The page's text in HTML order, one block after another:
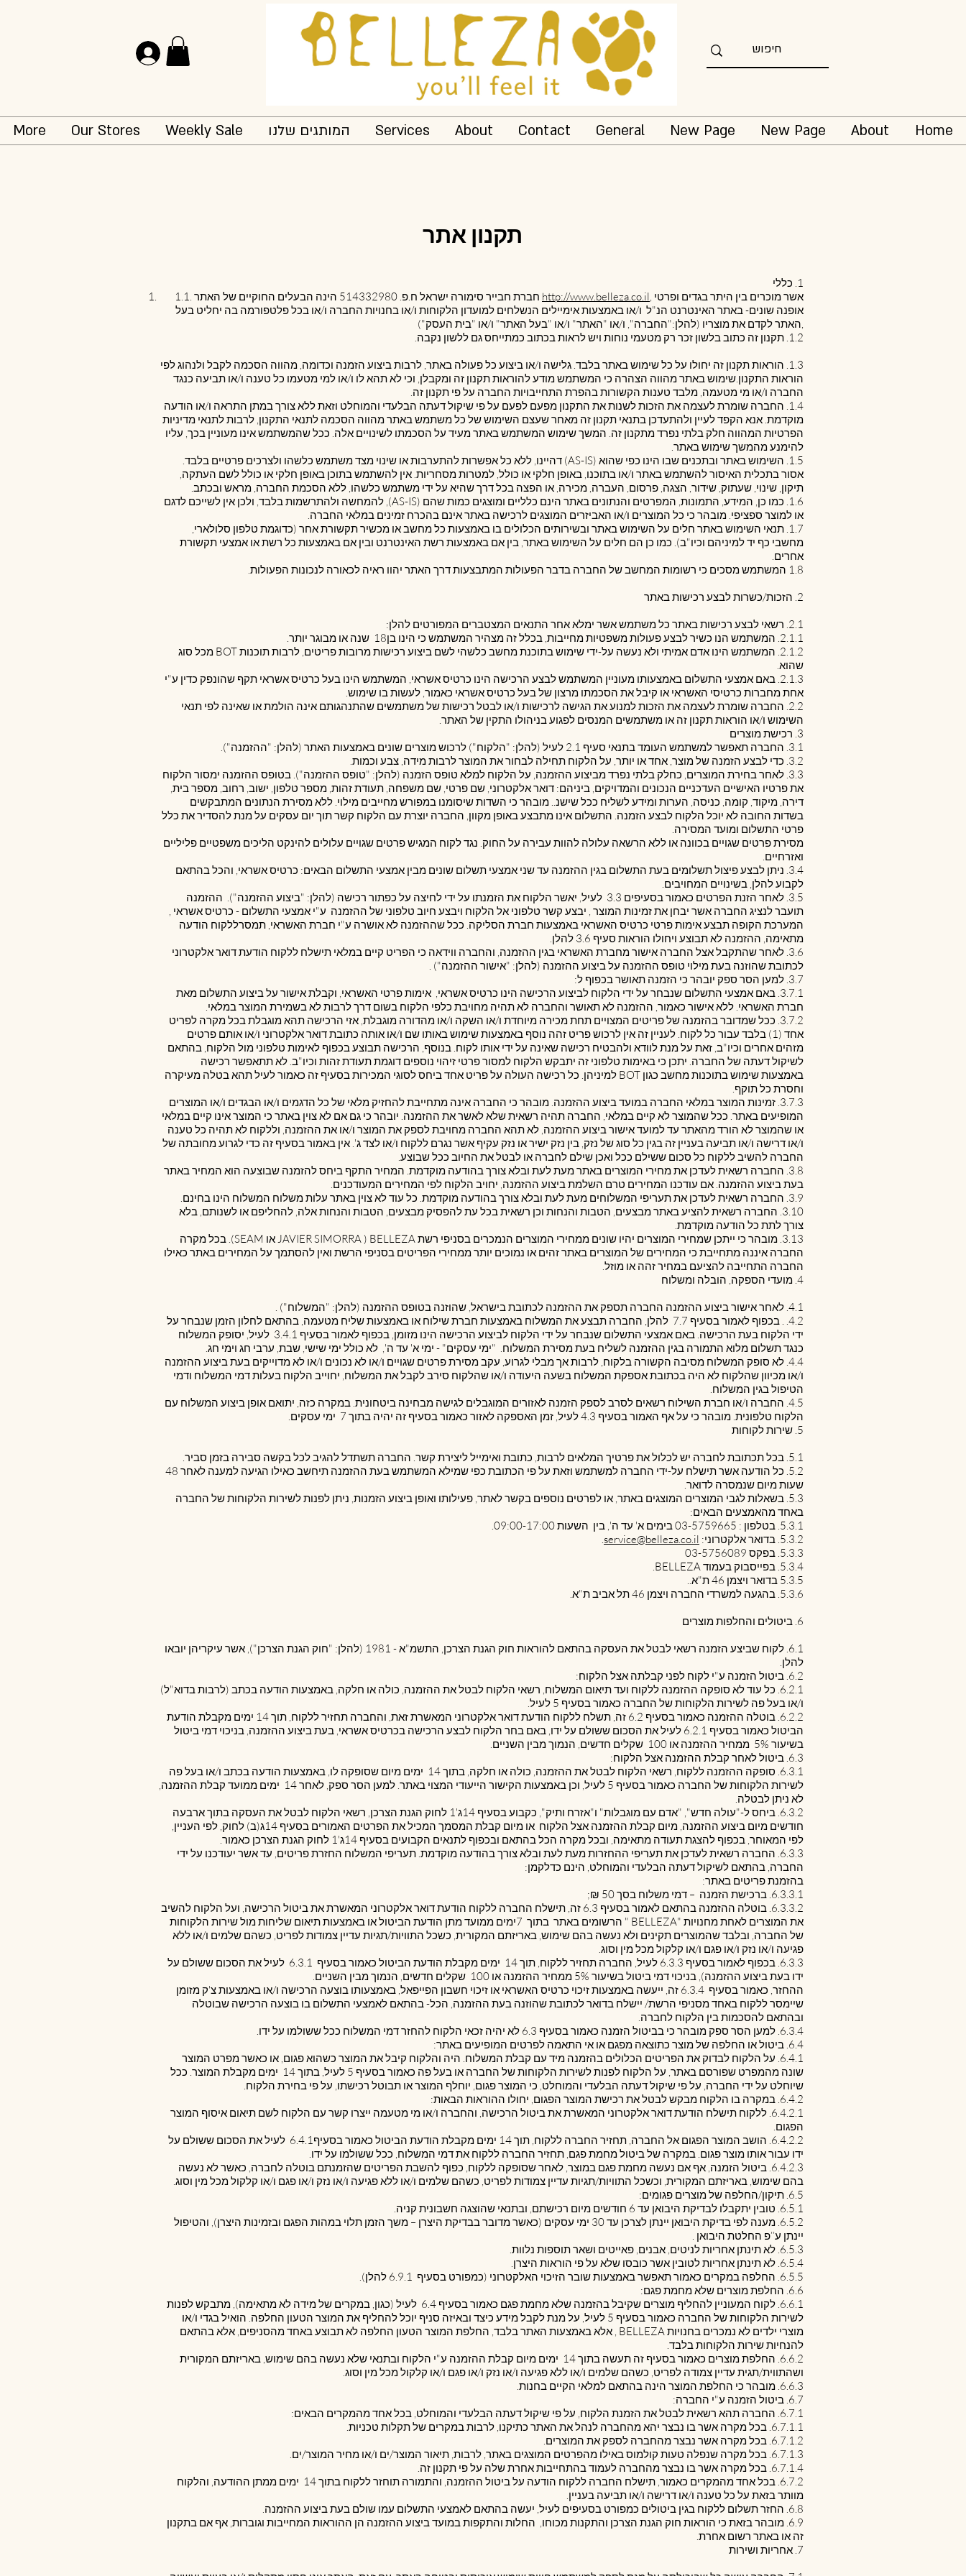
Home
About
New Page
New Page
General
Contact
About
Services המותגים שלנו Weekly Sale
Our Stores
More
תקנון אתר
1. כללי
http://www.belleza.co.il, אשר מוכרים בין היתר בגדים ופרטי
אופנה שונים- באתר האינטרנט הנ"ל ו/או באמצעות אימיילים הנשלחים למועדון הלקוחות ו/או בחנויות החברה ו/או בכל פלטפורמה בה יחליט בעל
האתר לקדם את מוצריו (להלן:"החברה", ו/או "האתר" ו/או "בעל האתר" ו/או "בית העסק"),
1.2. תקנון זה כתוב בלשון זכר רק מטעמי נוחות ויש לראות בכתוב כמתייחס גם ללשון נקבה.
1.3. הוראות תקנון זה יחולו על כל שימוש באתר בלבד. גלישה ו/או ביצוע כל פעולה באתר, לרבות ביצוע הזמנה וכדומה, מהווה הסכמה לקבל ולנהוג לפי
הוראות התקנון.שימוש באתר מהווה הצהרה כי המשתמש מודע להוראות תקנון זה ומקבלן, וכי לא תהא לו ו/או למי מטעמו כל טענה ו/או תביעה כנגד
החברה ו/או מי מטעמה, מלבד טענות הקשורות בהפרת התחייבויות החברה על פי תקנון זה.
1.4. החברה שומרת לעצמה את הזכות לשנות את התקנון מפעם לפעם על פי שיקול דעתה הבלעדי והמוחלט וזאת ללא צורך במתן התראה ו/או הודעה
מוקדמת. אנא הקפד לעיין ולהתעדכן בתנאי תקנון זה מאחר שעצם השימוש של כל משתמש באתר מהווה הסכמה לתנאי התקנון, לרבות לתנאי מדיניות
הפרטיות המהווה חלק בלתי נפרד מתקנון זה. המשך שימוש המשתמש באתר מעיד על הסכמתו לשינויים אלה. ככל שהמשתמש אינו מעוניין בכך, עליו
להימנע מהמשך שימוש באתר.
1.5. השימוש באתר ובתכנים שבו הינו כפי שהוא (AS-IS) דהיינו, ללא כל אפשרות להתערבות או שינוי מצד משתמש כלשהו ולצרכים פרטיים בלבד.
אסור בתכלית האיסור להשתמש באתר ו/או בתוכנו, באופן חלקי או כולל, למטרות מסחריות. אין להשתמש בתוכן באופן חלקי או כולל לשם העתקה,
תיקון, שינוי, שעתוק, שידור, הצגה, פרסום, העברה, מכירה, או הפצה בכל דרך שהיא על ידי משתמש כלשהו, ללא הסכמת החברה, מראש ובכתב.
1.6. כמו כן, המידע, התמונות, המפרטים והנתונים באתר הינם כלליים ומוצגים כמות שהם (AS-IS), להמחשה ולהתרשמות בלבד, ולכן אין לשייכם לדגם
או למוצר ספציפי. מובהר כי כל המוצרים ו/או האביזרים המוצגים לרכישה באתר אינם בהכרח זמינים במלאי החברה.
1.7. תנאי השימוש באתר חלים על השימוש באתר ובשירותים הכלולים בו באמצעות כל מחשב או מכשיר תקשורת אחר (כדוגמת טלפון סלולארי,
מחשבי כף יד למיניהם וכיו"ב). כמו כן הם חלים על השימוש באתר, בין אם באמצעות רשת האינטרנט ובין אם באמצעות כל רשת או אמצעי תקשורת
אחרים.
1.8 המשתמש מסכים כי רשומות המחשב של החברה בדבר הפעולות המתבצעות דרך האתר יהוו ראיה לכאורה לנכונות הפעולות.
2. הזכות/כשרות לבצע רכישות באתר
2.1. רשאי לבצע רכישות באתר כל משתמש אשר ימלא אחר התנאים המצטברים המפורטים להלן:
2.1.1. המשתמש הנו כשיר לבצע פעולות משפטיות מחייבות, בכלל זה מצהיר המשתמש כי הינו בן18 שנה או מבוגר יותר.
2.1.2. המשתמש הינו אדם אמיתי ולא נעשה על-ידי שימוש בתוכנת מחשב כלשהי לשם ביצוע רכישות מרובות פריטים, לרבות תוכנות BOT מכל סוג
שהוא.
2.1.3. באם אמצעי התשלום באמצעותו מעוניין המשתמש לבצע הרכישה הינו כרטיס אשראי, המשתמש הינו בעל כרטיס אשראי תקף שהונפק כדין ע"י
אחת מחברות כרטיסי האשראי או קיבל את הסכמתו מרצון של בעל כרטיס אשראי כאמור, לעשות בו שימוש.
2.2. החברה שומרת לעצמה את הזכות למנוע את הגישה לרכישות ו/או לבטל רכישות של משתמשים שהתנהגותם אינה הולמת או שאינה לפי תנאי
השימוש ו/או הוראות תקנון זה או משתמשים המנסים לפגוע בניהולו התקין של האתר.
3. רכישת מוצרים
3.1. החברה תאפשר למשתמש העומד בתנאי סעיף ‎2.1 לעיל (להלן: "הלקוח") לרכוש מוצרים שונים באמצעות האתר (להלן: "ההזמנה").
3.2. כדי לבצע הזמנה של מוצר, אחד או יותר, על הלקוח תחילה לבחור את המוצר לרבות מידה, צבע וכמות.
3.3. לאחר בחירת המוצרים, כחלק בלתי נפרד מביצוע ההזמנה, על הלקוח למלא טופס הזמנה (להלן: "טופס ההזמנה"). בטופס ההזמנה ימסור הלקוח
את פרטיו האישיים העדכניים הנכונים והמדויקים, ביניהם: דואר אלקטרוני, שם פרטי, שם משפחה, תעודת זהות, מספר טלפון, ישוב, רחוב, מספר בית,
דירה, מיקוד, קומה, כניסה, הערות ומידע לשליח ככל שישנ.. מובהר כי השדות שיסומנו במפורש מחייבים מילוי. ללא מסירת הנתונים המתבקשים
בשדות החובה לא יוכל הלקוח לבצע הזמנה. התשלום אינו מתבצע באופן מקוון, החברה יוצרת עם הלקוח קשר תוך יום עסקים על מנת להסדיר את כלל
פרטי התשלום ומועד המסירה.
מסירת פרטים שגויים בכוונה או ללא הרשאה עלולה להוות עבירה על החוק. נגד לקוח המגיש פרטים שגויים עלולים להינקט הליכים משפטיים פליליים
ואזרחיים.
3.4. ניתן לבצע פיצול תשלומים בעת התשלום בגין ההזמנה עד שני אמצעי תשלום שונים מבין אמצעי התשלום הבאים: כרטיס אשראי, והכל בהתאם
לקבוע להלן, בשינויים המחויבים.
3.5. לאחר הזנת הפרטים כאמור בסעיפים ‎3.3 לעיל, יאשר הלקוח את הזמנתו על ידי לחיצה על כפתור רכישה (להלן: "ביצוע ההזמנה"). ההזמנה
תועבר לנציג החברה אשר יבחן את זמינות המוצר , יבצע קשר טלפוני אל הלקוח ויבצע חיוב טלפוני של ההזמנה ע"י אמצעי התשלום - כרטיס אשראי ,
המערכת הקופה תבצע אימות פרטי כרטיס האשראי באמצעות חברת הסליקה. ככל שההזמנה לא אושרה ע"י חברת האשראי, תמסרללקוח הודעה
מתאימה, ההזמנה לא תבוצע ויחולו הוראות סעיף ‎3.6 להלן.
3.6. לאחר שהתקבל אצל החברה אישור מחברת האשראי בגין ההזמנה, והחברה ווידאה כי הפריט קיים במלאי תישלח ללקוח הודעת דואר אלקטרוני
לכתובת שהוזנה בעת מילוי טופס ההזמנה על ביצוע ההזמנה (להלן: "אישור ההזמנה") .
3.7. למען הסר ספק יובהר כי הזמנה תאושר בכפוף ל:
3.7.1. באם אמצעי התשלום שנבחר על ידי הלקוח לביצוע הרכישה הינו כרטיס אשראי, אימות פרטי האשראי, וקבלת אישור על ביצוע התשלום מאת
חברת האשראי. ללא אישור כאמור, ההזמנה לא תאושר והחברה לא תהיה מחויבת כלפי הלקוח בשום דרך לרבות לא בשמירת המוצר במלאי.
3.7.2. ככל שמדובר בהזמנה של פריטים המצויים תחת מכירה מיוחדת ו/או השקה ו/או מהדורה מוגבלת, אזי הרכישה תהא מוגבלת בכל מקרה לפריט
אחד (1) בלבד עבור כל לקוח. לעניין זה אין לרכוש פריט זהה נוסף באמצעות שימוש באותו שם ו/או אותה כתובת דואר אלקטרוני ו/או אותם פרטים
מזהים אחרים וכיו"ב, זאת על מנת לוודא ולהבטיח רכישה שאינה על ידי אותו לקוח. בנוסף, הרכישה תבוצע בכפוף לאימות טלפוני מול הלקוח, בהתאם
לשיקול דעתה של החברה. יתכן כי באימות טלפוני זה יתבקש הלקוח למסור פרטי זיהוי נוספים דוגמת תעודת זהות וכיו"ב. לא תתאפשר רכישה
באמצעות שימוש בתוכנות מחשב כגון BOT למיניהן. כל רכישה העולה על פריט אחד ביחס לסוגי המכירות בסעיף זה כאמור לעיל תהא בטלה מעיקרה
וחסרת כל תוקף.
3.7.3. זמינות המוצר במלאי החברה במועד ביצוע ההזמנה. מובהר כי החברה אינה מתחייבת להחזיק מלאי של כל הדגמים ו/או הבגדים ו/או המוצרים
המופיעים באתר. ככל שהמוצר לא קיים במלאי, החברה תהיה רשאית שלא לאשר את ההזמנה. יובהר כי גם אם לא צוין באתר כי המוצר אינו קיים במלאי
או שהמוצר לא הורד מהאתר עד למועד אישור ביצוע ההזמנה, לא תהא החברה מחויבת לספק את המוצר ו/או את ההזמנה, וללקוח לא תהיה כל טענה
ו/או דרישה ו/או תביעה בעניין זה בגין כל סוג של נזק, בין נזק ישיר או נזק עקיף אשר נגרם ללקוח ו/או לצד ג'. אין באמור בסעיף זה כדי לגרוע מחובתה של
החברה להשיב ללקוח כל סכום ששילם ככל ואכן שילם לחברה או לבטל את החיוב ככל שבוצע.
3.8. החברה רשאית לעדכן את מחירי המוצרים באתר מעת לעת ובלא צורך בהודעה מוקדמת. המחיר התקף ביחס להזמנה שבוצעה הוא המחיר באתר
בעת ביצוע ההזמנה. אם עודכנו המחירים טרם השלמת ביצוע ההזמנה, יחויב הלקוח לפי המחירים המעודכנים.
3.9. החברה רשאית לעדכן את תעריפי המשלוחים מעת לעת ובלא צורך בהודעה מוקדמת. כל עוד לא צוין באתר עלות משלוח המשלוח הינו בחינם.
3.10. החברה רשאית להציע באתר מבצעים, הטבות והנחות וכן רשאית בכל עת להפסיק מבצעים, הטבות והנחות אלה, להחליפם או לשנותם, בלא
צורך לתת כל הודעה מוקדמת.
3.13. מובהר כי ייתכן שמחירי המוצרים יהיו שונים ממחירי המוצרים הנמכרים בסניפי רשת BELLEZA ( JAVIER SIMORRA או SEAM). בכל מקרה
החברה איננה מתחייבת כי המחירים של המוצרים באתר זהים או נמוכים יותר ממחירי הפריטים בסניפי הרשת ואין להסתמך על המחירים באתר כאילו
החברה התחייבה להציעם במחיר זהה או מוזל.
4. מועדי הספקה, הובלה ומשלוח
4.1. לאחר אישור ביצוע ההזמנה החברה תספק את ההזמנה לכתובת בישראל, שהוזנה בטופס ההזמנה (להלן: "המשלוח") .
4.2. . בכפוף לאמור בסעיף ‎7.7 להלן, החברה תבצע את המשלוח באמצעות חברת שילוח או באמצעות שליח מטעמה, בהתאם לחלון הזמן שנבחר על
ידי הלקוח בעת הרכישה. באם אמצעי התשלום שנבחר על ידי הלקוח לביצוע הרכישה הינו מזומן, בכפוף לאמור בסעיף ‎3.4.1 לעיל, יסופק המשלוח
כנגד תשלום מלוא התמורה בגין ההזמנה לשליח בעת מסירת המשלוח. "ימי עסקים" - ימי א' עד ה', לא כולל ימי שישי, שבת, ערבי חג וימי חג.
4.4. לא סופק המשלוח מסיבה הקשורה בלקוח, לרבות אך מבלי לגרוע, עקב מסירת פרטים שגויים ו/או לא נכונים ו/או לא מדוייקים בעת ביצוע ההזמנה
ו/או מכיוון שהלקוח לא היה בכתובת אספקת המשלוח בשעה היעודה ו/או שהלקוח סירב לקבל את המשלוח, יחוייב הלקוח בעלות דמי המשלוח ודמי
הטיפול בגין המשלוח.
4.5. החברה ו/או חברת השילוח רשאים לסרב לספק הזמנה לאזורים המוגבלים לגישה מבחינה ביטחונית. במקרה כזה, יתואם אופן ביצוע המשלוח עם
הלקוח טלפונית. מובהר כי על אף האמור בסעיף ‎4.3 לעיל, זמן האספקה לאזור כאמור בסעיף זה יהיה בתוך 7 ימי עסקים.
5. שירות לקוחות
5.1. בכל תכתובת לחברה יש לכלול את פרטיך המלאים לרבות, כתובת ואימייל ליצירת קשר. החברה תשתדל להגיב לכל בקשה סבירה בזמן סביר.
5.2. כל הודעה אשר תישלח על-ידי החברה למשתמש וזאת על פי הכתובת כפי שמילא המשתמש בעת ההזמנה תיחשב כאילו הגיעה למענה לאחר 48
שעות מיום שנמסרה לדואר.
5.3. בשאלות לגבי המוצרים המוצגים באתר, או לפרטים נוספים בקשר לאתר, פעילותו ואופן ביצוע הזמנות, ניתן לפנות לשירות הלקוחות של החברה
באחד מהאמצעים הבאים:
5.3.1. בטלפון : 03-5759665 בימים א' עד ה', בין השעות 09:00-17:00.
5.3.2. בדואר אלקטרוני:
service@belleza.co.il
.
5.3.3. בפקס 03-5756089
5.3.4. בפייסבוק בעמוד BELLEZA.
5.3.5 בדואר ויצמן 46 ת"א..
5.3.6. בהגעה למשרדי החברה ויצמן 46 תל אביב ת"א.
6. ביטולים והחלפות מוצרים
6.1. לקוח שביצע הזמנה רשאי לבטל את העסקה בהתאם להוראות חוק הגנת הצרכן, התשמ"א - 1981 (להלן: "חוק הגנת הצרכן"), אשר עיקריהן יובאו
להלן.
6.2. ביטול הזמנה ע"י לקוח לפני קבלתה אצל הלקוח:
6.2.1. כל עוד לא סופקה ההזמנה ללקוח ועד תיאום המשלוח, רשאי הלקוח לבטל את ההזמנה, כולה או חלקה, באמצעות הודעה בכתב (לרבות בדוא"ל)
ו/או בעל פה לשירות הלקוחות של החברה כאמור בסעיף ‎5 לעיל.
6.2.2. בוטלה ההזמנה כאמור בסעיף ‎6.2 זה, תשלח ללקוח הודעת דואר אלקטרוני המאשרת זאת, והחברה תחזיר ללקוח, תוך 14 ימים מקבלת הודעת
הביטול כאמור בסעיף ‎6.2.1 לעיל את הסכום ששולם על ידו, באם בחר הלקוח לבצע הרכישה בכרטיס אשראי, בעת ביצוע ההזמנה, בניכוי דמי ביטול
בשיעור 5% ממחיר ההזמנה או 100 שקלים חדשים, הנמוך מבין השניים.
6.3. ביטול לאחר קבלת ההזמנה אצל הלקוח:
6.3.1. סופקה ההזמנה ללקוח, רשאי הלקוח לבטל את ההזמנה, כולה או חלקה, בתוך 14 ימים מיום שסופקה לו, באמצעות הודעה בכתב ו/או בעל פה
לשירות הלקוחות של החברה כאמור בסעיף ‎5 לעיל, וכן באמצעות הקישור הייעודי המצוי באתר. למען הסר ספק, לאחר 14 ימים ממועד קבלת ההזמנה,
לא ניתן לבטלה.
6.3.2. ביחס ל-"עולה חדש", "אדם עם מוגבלות" ו"אזרח ותיק", כקבוע בסעיף 14ג'1 לחוק הגנת הצרכן, רשאי הלקוח לבטל את העסקה בתוך ארבעה
חודשים מיום ביצוע ההזמנה, מיום קבלת ההזמנה אצל הלקוח או מיום קבלת המסמך המכיל את הפרטים האמורים בסעיף 14ג(ב) לחוק, לפי העניין,
לפי המאוחר, בכפוף להצגת תעודה מתאימה, ובכל מקרה הכל בהתאם ובכפוף לתנאים הקבועים בסעיף 14ג'1 לחוק הגנת הצרכן כאמור.
6.3.3. החברה רשאית לעדכן את תעריפי ההחזרות מעת לעת ובלא צורך בהודעה מוקדמת. תעריפי המשלוח החזרת פריטים, עד אשר יעודכנו על ידי
החברה, בהתאם לשיקול דעתה הבלעדי והמוחלט, הינם כדלקמן:
בהזמנת פריטים באתר:
6.3.3.1. ברכישת הזמנה – דמי משלוח בסך 50 ₪;
6.3.3.2. בוטלה ההזמנה בהתאם לאמור בסעיף ‎6.3 זה, תישלח החברה ללקוח הודעת דואר אלקטרוני המאשרת את ביטול הרכישה, ועל הלקוח להשיב
את המוצרים לאחת מחנויות "BELLEZA " הרשומים באתר בתוך 7ימים ממועד מתן הודעת הביטול או באמצעות תיאום שליחות מול שירות הלקוחות
של החברה, ובלבד שהמוצרים תקינים ולא נעשה בהם שימוש, באריזתם המקורית, כשכל התוויות/תגיות עדיין צמודות לפריט, כשהם שלמים ו/או ללא
פגיעה ו/או נזק ו/או פגם ו/או קלקול מכל מין וסוג.
6.3.3. בכפוף לאמור בסעיף ‎6.3.3 לעיל, החברה תחזיר ללקוח, תוך 14 ימים מקבלת הודעת הביטול כאמור בסעיף ‎6.3.1 לעיל את הסכום ששולם על
ידו בעת ביצוע ההזמנה), בניכוי דמי ביטול בשיעור 5% ממחיר ההזמנה או 100 שקלים חדשים, הנמוך מבין השניים.
ההחזר, כאמור בסעיף ‎6.3.4 זה, ייעשה באמצעות זיכוי כרטיס האשראי או זיכוי חשבון הפייפאל, באמצעותו בוצעה הרכישה ו/או באמצעות צ'ק מזומן
שיימסר ללקוח באחד מסניפי הרשת/ יישלח בדואר לכתובת שהוזנה בעת ההזמנה, הכל- בהתאם לאמצעי התשלום בו בוצעה הרכישה שבוטלה
ובהתאם להסכמות בין הלקוח לחברה.
6.3.4. למען הסר ספק מובהר כי בביטול הזמנה כאמור בסעיף ‎6.3 לא יהיה זכאי הלקוח להחזר דמי המשלוח ככל ששולמו על ידו.
6.4. ביטול או החלפה של מוצר כתוצאה מפגם או אי התאמה לפרטים המופיעים באתר:
6.4.1. על הלקוח לבדוק את הפריטים הכלולים בהזמנה מיד עם קבלת המשלוח. היה והלקוח קיבל את המוצר כשהוא פגום, או כאשר מפרט המוצר
שונה מהמפרט שפורסם באתר, על הלקוח לפנות לשירות הלקוחות של החברה או בעל פה כאמור בסעיף ‎5 לעיל, בתוך 14 ימים מקבלת המוצר. ככל
שיוחלט על ידי החברה, על פי שיקול דעתה הבלעדי והמוחלט, כי המוצר פגום, יוחלף המוצר או תבוטל רכישתו, על פי בחירת הלקוח.
6.4.2. במקרה בו הלקוח מבקש לבטל את רכישת המוצר הפגום, יחולו ההוראות הבאות:
6.4.2.1. ללקוח תישלח הודעת דואר אלקטרוני המאשרת את ביטול הרכישה, והחברה ו/או מי מטעמה ייצרו קשר עם הלקוח לשם תיאום איסוף המוצר
הפגום.
6.4.2.2. הושב המוצר הפגום אל החברה, תחזיר החברה ללקוח, תוך 14 ימים מקבלת הודעת הביטול כאמור בסעיף‎6.4.1 לעיל את הסכום ששולם על
ידו עבור אותו מוצר פגום. במקרה של ביטול מחמת פגם, תחזיר החברה ללקוח את דמי המשלוח, ככל ששולמו על ידו.
6.4.2.3. ביטול הזמנה, אף אם נעשה מחמת פגם במוצר, לאחר שסופקה ללקוח, כפוף להשבת הפריטים שהזמנתם בוטלה לחברה, כאשר לא נעשה
בהם שימוש, באריזתם המקורית, וכשכל התוויות/תגיות עדיין צמודות לפריט, כשהם שלמים ו/או ללא פגיעה ו/או נזק ו/או פגם ו/או קלקול מכל מין וסוג.
6.5. תיקון/החלפה של מוצרים פגומים:
6.5.1. טובין יתקבלו לבדיקת היבואן עד 6 חודשים מיום רכישתם, ובתנאי שהוצגה חשבונית קניה.
6.5.2. מענה לפי בדיקת היבואן יינתן לצרכן עד 30 ימי עסקים (כאשר מדובר בבדיקת היצרן – משך הזמן תלוי במהות הפגם ובזמינות היצרן), והטיפול
יינתן ע’’פ החלטת היבואן .
6.5.3. לא תינתן אחריות לניטים, אבנים, פאייטים ושאר תוספות נלוות.
6.5.4. לא תינתן אחריות לטובין אשר כובסו שלא על פי הוראות היצרן.
6.5.5. החלפה במקרים כאמור תאפשר באמצעות שובר הזיכוי האלקטרוני (כמפורט בסעיף ‎6.9.1 להלן).
6.6. החלפת מוצרים שלא מחמת פגם:
6.6.1. לקוח המעוניין להחליף מוצרים שקיבל בהזמנה שלא מחמת פגם כאמור בסעיף ‎6.4 לעיל (כגון, במקרים של מידה לא מתאימה), מתבקש לפנות
לשירות הלקוחות של החברה כאמור בסעיף ‎5 לעיל, על מנת לקבל מידע כיצד ובאיזה סניף יוכל להחליף את המוצר הטעון החלפה. הואיל בגדי ו/או
מוצרי ילדים לא נמכרים בחנויות BELLEZA , אלא באמצעות האתר בלבד, החלפת המוצר הטעון החלפה לא תבוצע באחד מהסניפים, אלא בהתאם
להנחיות שירות הלקוחות בלבד.
6.6.2. החלפת מוצרים כאמור בסעיף זה תעשה בתוך 14 ימים מיום קבלת ההזמנה ע"י הלקוח ובתנאי שלא נעשה בהם שימוש, באריזתם המקורית
ושהתווית/תגית עדיין צמודה לפריט, כשהם שלמים ו/או ללא פגיעה ו/או נזק ו/או פגם ו/או קלקול מכל מין וסוג.
6.6.3. מובהר כי החלפת המוצר הינה בהתאם למלאי הקיים בחנות.
6.7. ביטול הזמנה ע"י החברה:
6.7.1. החברה תהא רשאית לבטל את הזמנת הלקוח, על פי שיקול דעתה הבלעדי והמוחלט, בכל אחד מהמקרים הבאים:
6.7.1.1. בכל מקרה אשר בו נבצר יהא מהחברה לנהל את האתר כתיקנו, לרבות במקרים של תקלות טכניות.
6.7.1.2. בכל מקרה אשר נבצר מהחברה לספק את המוצרים.
6.7.1.3. בכל מקרה שנפלה טעות קולמוס באילו מהפרטים המוצגים באתר, לרבות, תיאור המוצר/ים ו/או מחיר המוצר/ים.
6.7.1.4. בכל מקרה אשר בו נבצר מהחברה לעמוד בהתחייבות אחרת שלה על פי תקנון זה.
6.7.2. בכל אחד מהמקרים כאמור, תישלח החברה ללקוח הודעה על ביטול ההזמנה, והתמורה תוחזר ללקוח בתוך 14 ימים ממתן ההודעה, והלקוח
מוותר בזאת על כל טענה ו/או דרישה ו/או תביעה בעניין.
6.8. החזר תשלום ללקוח בגין ביטולים כמפורט בסעיפים לעיל, יעשה בהתאם לאמצעי התשלום עמו שולם בעת ביצוע ההזמנה.
6.9. מובהר בזאת כי הוראות חוק הגנת הצרכן והתקנות מכוחו, החלות והתקפות במועד ביצוע ההזמנה הן ההוראות המחייבות וגוברות, אף אם בתקנון
זה או באתר רשום אחרת.
7. אחריות ושירות